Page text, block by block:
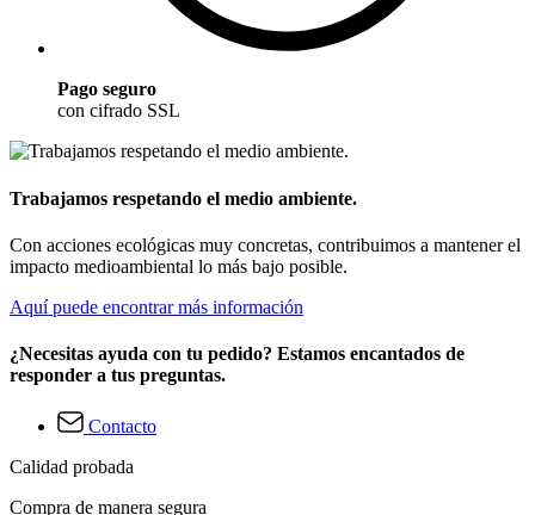
Pago seguro
con cifrado SSL
Trabajamos respetando el medio ambiente.
Con acciones ecológicas muy concretas, contribuimos a mantener el
impacto medioambiental lo más bajo posible.
Aquí puede encontrar más información
¿Necesitas ayuda con tu pedido? Estamos encantados de
responder a tus preguntas.
Contacto
Calidad probada
Compra de manera segura